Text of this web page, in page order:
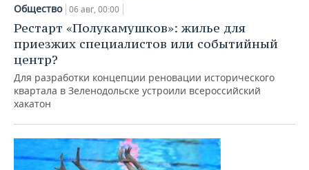
НЕФТЕХИМИЯ
НЕФТЬ
ОПК
ЭНЕРГЕТИКА
РОЗНИЧНАЯ ТОРГОВЛЯ
ТРАНСПОРТ
УСЛУГИ
НОВОСТИ ТЕХНОЛОГИЙ
IT
МЕДИА
ТЕЛЕКОММУНИКАЦИИ
МЕРОПРИЯТИЯ
НОВОСТИ МЕРОПРИЯТИЙ
ВЫЕЗДНАЯ РЕДАКЦИЯ
БИЗНЕС-БРАНЧИ
ONLINE-КОНФЕРЕНЦИИ
СПОРТ
НОВОСТИ СПОРТА
ФУТБОЛ
ХОККЕЙ
ОБЩЕСТВО
НОВОСТИ ОБЩЕСТВА
ВЛАСТЬ
ФОТОГАЛЕРЕЯ
СЮЖЕТЫ
Общество 06 авг, 00:00
Рестарт «Полукамушков»: жилье для
приезжих специалистов или событийный
центр?
Для разработки концепции реновации исторического
квартала в Зеленодольске устроили всероссийский
хакатон